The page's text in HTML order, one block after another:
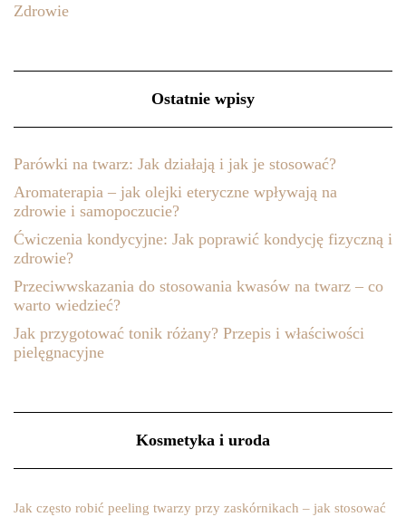
Zdrowie
Ostatnie wpisy
Parówki na twarz: Jak działają i jak je stosować?
Aromaterapia – jak olejki eteryczne wpływają na
zdrowie i samopoczucie?
Ćwiczenia kondycyjne: Jak poprawić kondycję fizyczną i
zdrowie?
Przeciwwskazania do stosowania kwasów na twarz – co
warto wiedzieć?
Jak przygotować tonik różany? Przepis i właściwości
pielęgnacyjne
Kosmetyka i uroda
Jak często robić peeling twarzy przy zaskórnikach – jak stosować